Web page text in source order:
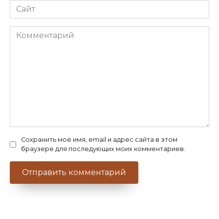
Сайт
Комментарий
Сохранить моё имя, email и адрес сайта в этом
браузере для последующих моих комментариев.